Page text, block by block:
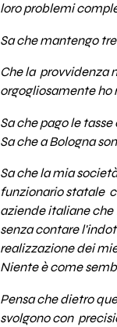
loro problemi
Sa che mantengo
Che la provvidenza
orgogliosamente ho
Sa che pago le
Sa che a Bologna
Sa che la mia
funzionario statale
aziende italiane che
senza contare
realizzazione dei
Niente è come
Pensa che dietro
svolgono con